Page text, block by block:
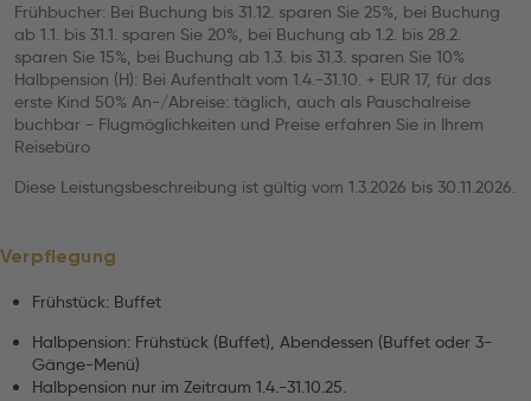
Frühbucher: Bei Buchung bis 31.12. sparen Sie 25%, bei Buchung
ab 1.1. bis 31.1. sparen Sie 20%, bei Buchung ab 1.2. bis 28.2.
sparen Sie 15%, bei Buchung ab 1.3. bis 31.3. sparen Sie 10%
Halbpension (H): Bei Aufenthalt vom 1.4.-31.10. + EUR 17, für das
erste Kind 50% An-/Abreise: täglich, auch als Pauschalreise
buchbar - Flugmöglichkeiten und Preise erfahren Sie in Ihrem
Reisebüro
Diese Leistungsbeschreibung ist gültig vom 1.3.2026 bis 30.11.2026.
Verpflegung
Frühstück: Buffet
Halbpension: Frühstück (Buffet), Abendessen (Buffet oder 3-
Gänge-Menü)
Halbpension nur im Zeitraum 1.4.-31.10.25.